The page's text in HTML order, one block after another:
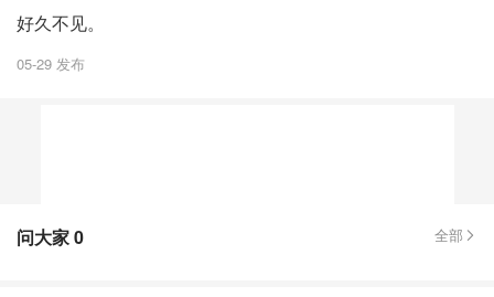
好久不见。
05-29 发布
问大家0 全部